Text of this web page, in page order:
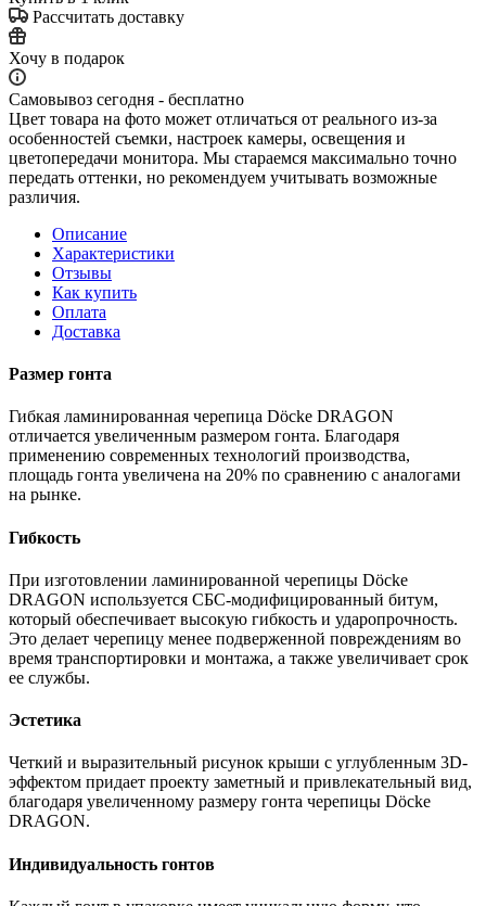
Рассчитать доставку
Хочу в подарок
Самовывоз сегодня - бесплатно
Цвет товара на фото может отличаться от реального из-за
особенностей съемки, настроек камеры, освещения и
цветопередачи монитора. Мы стараемся максимально точно
передать оттенки, но рекомендуем учитывать возможные
различия.
Описание
Характеристики
Отзывы
Как купить
Оплата
Доставка
Размер гонта
Гибкая ламинированная черепица Dӧcke DRAGON
отличается увеличенным размером гонта. Благодаря
применению современных технологий производства,
площадь гонта увеличена на 20% по сравнению с аналогами
на рынке.
Гибкость
При изготовлении ламинированной черепицы Dӧcke
DRAGON используется СБС-модифицированный битум,
который обеспечивает высокую гибкость и ударопрочность.
Это делает черепицу менее подверженной повреждениям во
время транспортировки и монтажа, а также увеличивает срок
ее службы.
Эстетика
Четкий и выразительный рисунок крыши с углубленным 3D-
эффектом придает проекту заметный и привлекательный вид,
благодаря увеличенному размеру гонта черепицы Dӧcke
DRAGON.
Индивидуальность гонтов